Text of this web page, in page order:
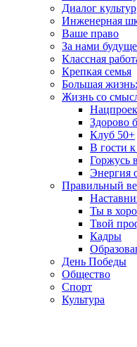
Диалог культур
Инженерная
Ваше право
За нами
Классная
Крепкая семья
Большая
Жизнь со
Здорово
Клуб 50+
В гости
Горжусь
Энергия
Правильный
Ты в
Твой
Кадры
День Победы
Общество
Спорт
Культура